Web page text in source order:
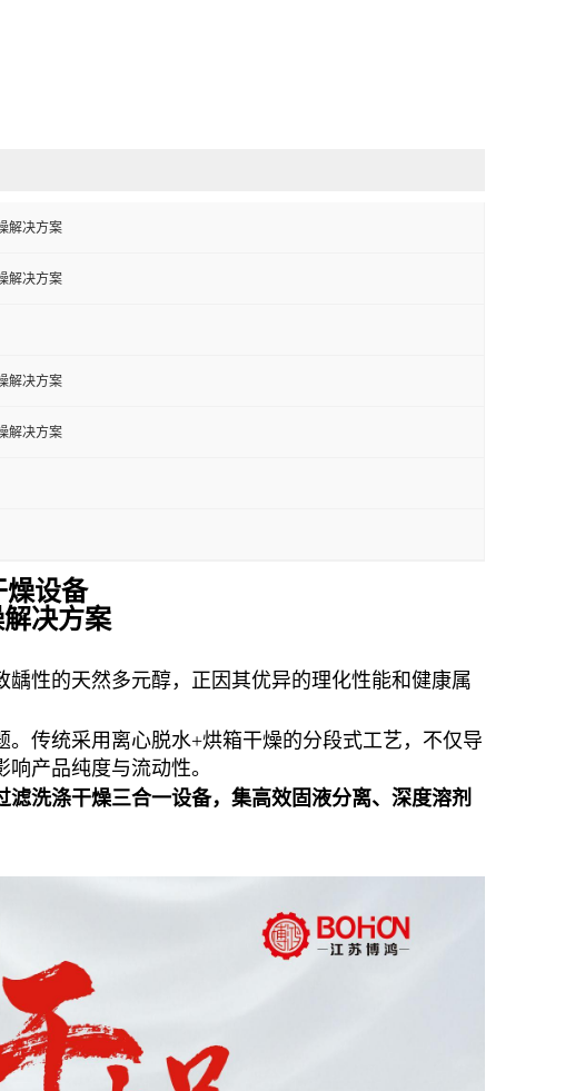
解决方案
解决方案
解决方案
解决方案
燥设备
决方案
性的天然多元醇，正因其优异的理化性能和健康属
传统采用离心脱水+烘箱干燥的分段式工艺，不仅导
产品纯度与流动性。
洗涤干燥三合一设备，集高效固液分离、深度溶剂